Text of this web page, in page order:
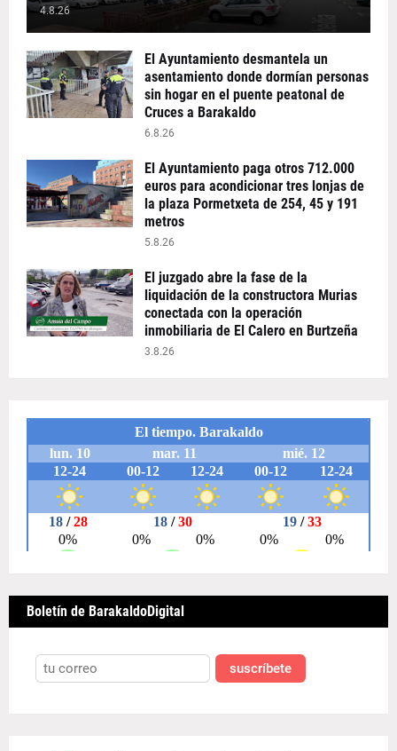
4.8.26
El Ayuntamiento desmantela un
asentamiento donde dormían personas
sin hogar en el puente peatonal de
Cruces a Barakaldo
6.8.26
El Ayuntamiento paga otros 712.000
euros para acondicionar tres lonjas de
la plaza Pormetxeta de 254, 45 y 191
metros
5.8.26
El juzgado abre la fase de la
liquidación de la constructora Murias
conectada con la operación
inmobiliaria de El Calero en Burtzeña
3.8.26
Boletín de BarakaldoDigital
suscríbete